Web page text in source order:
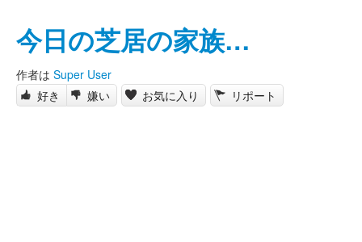
今日の芝居の家族…
作者は Super User
好き
嫌い お気に入り リポート